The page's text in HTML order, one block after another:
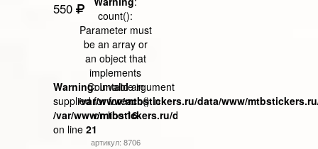
550
count():
Parameter must
be an array or
an object that
implements
Countable in
/var/www/mtbstickers.ru/data/www/
on line16
Warning: Invalid argument
supplied for foreach() in
/var/www/mtbstickers.ru/data/www/mtbstickers.ru/
on line 21
артикул: 8706